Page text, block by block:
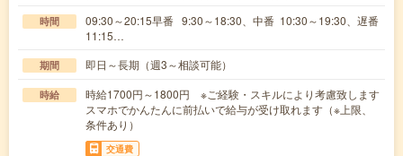
時間
09:30～20:15早番 9:30～18:30、中番 10:30～19:30、遅番
11:15…
期間 即日～長期（週3～相談可能）
時給
時給1700円～1800円 ※ご経験・スキルにより考慮致します
スマホでかんたんに前払いで給与が受け取れます（※上限、
条件あり）
交通費